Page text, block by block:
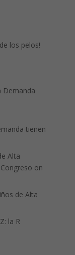
los pelos!
Demanda
tienen
Alta
on
de Alta
la R